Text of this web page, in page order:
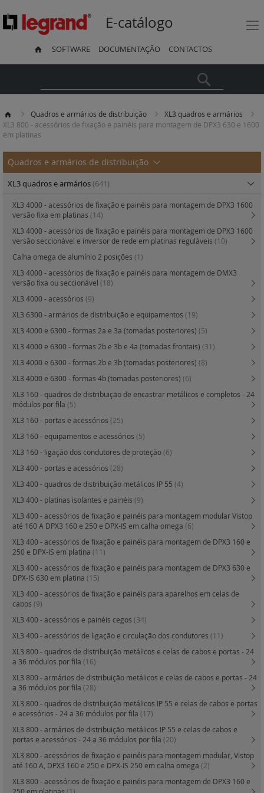
E-catálogo
SOFTWARE DOCUMENTAÇÃO CONTACTOS
Quadros e armários de distribuição
XL3 quadros e armários
XL3 800 - acessórios de fixação e painéis para montagem de DPX3 630 e 1600
em platinas
Quadros e armários de distribuição
XL3 quadros e armários(641)
XL3 4000 - acessórios de fixação e painéis para montagem de DPX3 1600
versão fixa em platinas (14)
XL3 4000 - acessórios de fixação e painéis para montagem de DPX3 1600
versão seccionável e inversor de rede em platinas reguláveis (10)
Calha omega de alumínio 2 posições (1)
XL3 4000 - acessórios de fixação e painéis para montagem de DMX3
versão fixa ou seccionável (18)
XL3 4000 - acessórios (9)
XL3 6300 - armários de distribuição e equipamentos (19)
XL3 4000 e 6300 - formas 2a e 3a (tomadas posteriores) (5)
XL3 4000 e 6300 - formas 2b e 3b e 4a (tomadas frontais) (31)
XL3 4000 e 6300 - formas 2b e 3b (tomadas posteriores) (8)
XL3 4000 e 6300 - formas 4b (tomadas posteriores) (6)
XL3 160 - quadros de distribuição de encastrar metálicos e completos - 24
módulos por fila (5)
XL3 160 - portas e acessórios (25)
XL3 160 - equipamentos e acessórios (5)
XL3 160 - ligação dos condutores de proteção(6)
XL3 400 - portas e acessórios (28)
XL3 400 - quadros de distribuição metálicos IP 55 (4)
XL3 400 - platinas isolantes e painéis (9)
XL3 400 - acessórios de fixação e painéis para montagem modular Vistop
até 160 A DPX3 160 e 250 e DPX-IS em calha omega (6)
XL3 400 - acessórios de fixação e painéis para montagem de DPX3 160 e
250 e DPX-IS em platina (11)
XL3 400 - acessórios de fixação e painéis para montagem de DPX3 630 e
DPX-IS 630 em platina (15)
XL3 400 - acessórios de fixação e painéis para aparelhos em celas de
cabos (9)
XL3 400 - acessórios e painéis cegos (34)
XL3 400 - acessórios de ligação e circulação dos condutores (11)
XL3 800 - quadros de distribuição metálicos e celas de cabos e portas - 24
a 36 módulos por fila (16)
XL3 800 - armários de distribuição metálicos e celas de cabos e portas - 24
a 36 módulos por fila (28)
XL3 800 - quadros de distribuição metálicos IP 55 e celas de cabos e portas
e acessórios - 24 a 36 módulos por fila (17)
XL3 800 - armários de distribuição metálicos IP 55 e celas de cabos e
portas e acessórios - 24 a 36 módulos por fila (20)
XL3 800 - acessórios de fixação e painéis para montagem modular, Vistop
até 160 A, DPX3 160 e 250 e DPX-IS 250 em calha omega (2)
XL3 800 - acessórios de fixação e painéis para montagem de DPX3 160 e